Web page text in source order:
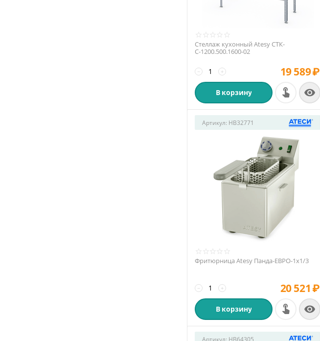
Стеллаж кухонный Atesy СТК-
С-1200.500.1600-02
+
− 19 589₽
В корзину 
Артикул: HB32771
Фритюрница Atesy Панда-ЕВРО-1х1/3
+
− 20 521 ₽
В корзину 
Артикул: HB64305